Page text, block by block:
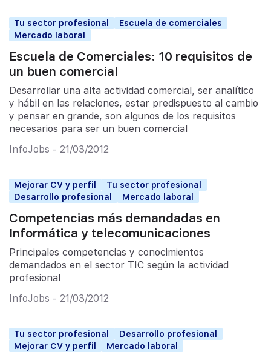
Tu sector profesional
Escuela de comerciales
Mercado laboral
Escuela de Comerciales: 10 requisitos de
un buen comercial
Desarrollar una alta actividad comercial, ser analítico
y hábil en las relaciones, estar predispuesto al cambio
y pensar en grande, son algunos de los requisitos
necesarios para ser un buen comercial
InfoJobs - 21/03/2012
Mejorar CV y perfil
Tu sector profesional
Desarrollo profesional
Mercado laboral
Competencias más demandadas en
Informática y telecomunicaciones
Principales competencias y conocimientos
demandados en el sector TIC según la actividad
profesional
InfoJobs - 21/03/2012
Tu sector profesional
Desarrollo profesional
Mejorar CV y perfil
Mercado laboral